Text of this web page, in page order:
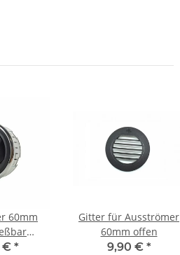
60mm
€ *
Gitter für Ausströmer
60mm offen
9,90 € *